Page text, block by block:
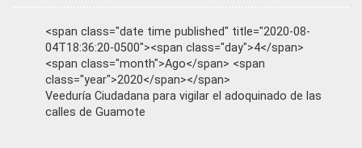
<span class="date time published" title="2020-08-
04T18:36:20-0500"><span class="day">4</span>
<span class="month">Ago</span> <span
class="year">2020</span></span>
Veeduría Ciudadana para vigilar el adoquinado de las
calles de Guamote